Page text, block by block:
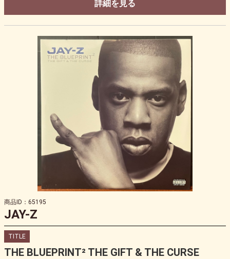
詳細を見る
商品ID：65195
JAY-Z
TITLE
THE BLUEPRINT² THE GIFT & THE CURSE